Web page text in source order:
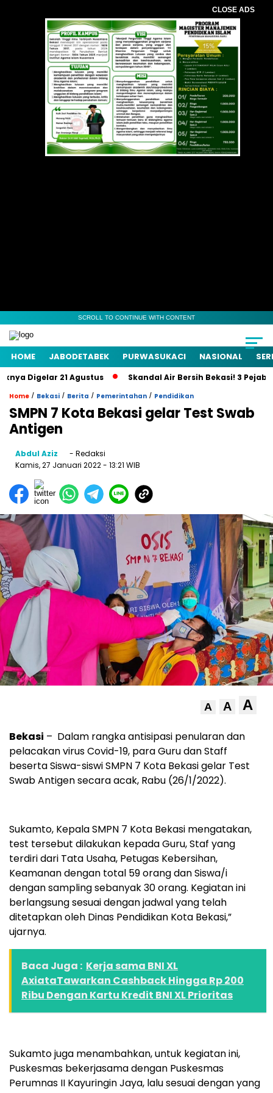
CLOSE ADS
SCROLL TO CONTINUE WITH CONTENT
HOME JABODETABEK PURWASUKACI NASIONAL
Digelar 21 Agustus Skandal Air Bersih Bekasi! 3 Pejabat
Home / Bekasi / Berita / Pemerintahan / Pendidikan
SMPN 7 Kota Bekasi gelar Test Swab
Antigen
Abdul Aziz
- Redaksi
Kamis, 27 Januari 2022- 13:21 WIB
A A A
Bekasi – Dalam rangka antisipasi penularan dan
pelacakan virus Covid-19, para Guru dan Staff
beserta Siswa-siswi SMPN 7 Kota Bekasi gelar Test
Swab Antigen secara acak, Rabu (26/1/2022).
Sukamto, Kepala SMPN 7 Kota Bekasi mengatakan,
test tersebut dilakukan kepada Guru, Staf yang
terdiri dari Tata Usaha, Petugas Kebersihan,
Keamanan dengan total 59 orang dan Siswa/i
dengan sampling sebanyak 30 orang. Kegiatan ini
berlangsung sesuai dengan jadwal yang telah
ditetapkan oleh Dinas Pendidikan Kota Bekasi,”
ujarnya.
Baca Juga : Kerja sama BNI XL
AxiataTawarkan Cashback Hingga Rp 200
Ribu Dengan Kartu Kredit BNI XL Prioritas
Sukamto juga menambahkan, untuk kegiatan ini,
Puskesmas bekerjasama dengan Puskesmas
Perumnas II Kayuringin Jaya, lalu sesuai dengan yang